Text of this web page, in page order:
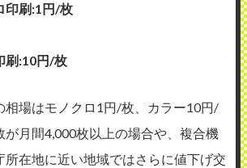
印刷:1円/枚
刷:10円/枚
相場はモノクロ1円/枚、カラー10円/
が月間4,000枚以上の場合や、複合機
所在地に近い地域ではさらに値下げ交